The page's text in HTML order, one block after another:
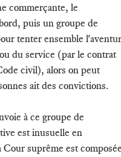
commerçante, le
puis un groupe de
tenter ensemble
du service (par le contrat
civil), alors on peut
ait des convictions.
à ce groupe de
est inusuelle en
suprême est